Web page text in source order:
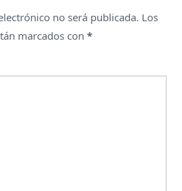
no será publicada. Los
marcados con*